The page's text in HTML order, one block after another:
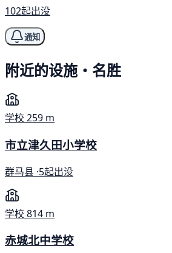
102起出没
通知
附近的设施・名胜
学校259 m
市立津久田小学校
群马县 ·5起出没
学校814 m
赤城北中学校